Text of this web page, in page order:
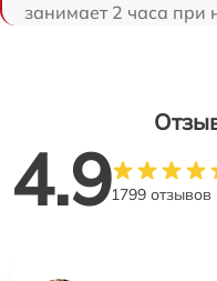
занимает 2 часа при
4.91799 отзывов